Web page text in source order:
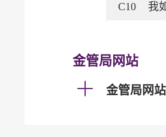
C10 我
金管局网站
金管局网站